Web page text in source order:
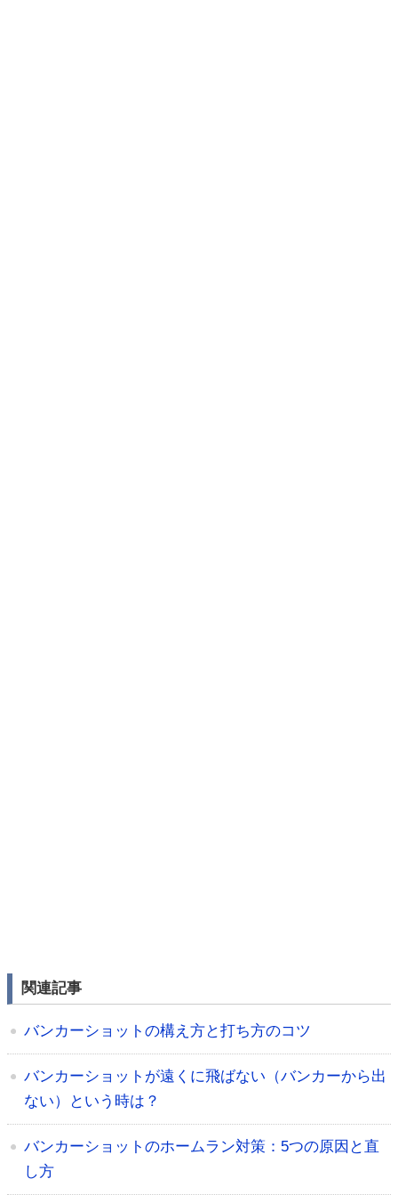
関連記事
バンカーショットの構え方と打ち方のコツ
バンカーショットが遠くに飛ばない（バンカーから出
ない）という時は？
バンカーショットのホームラン対策：5つの原因と直
し方